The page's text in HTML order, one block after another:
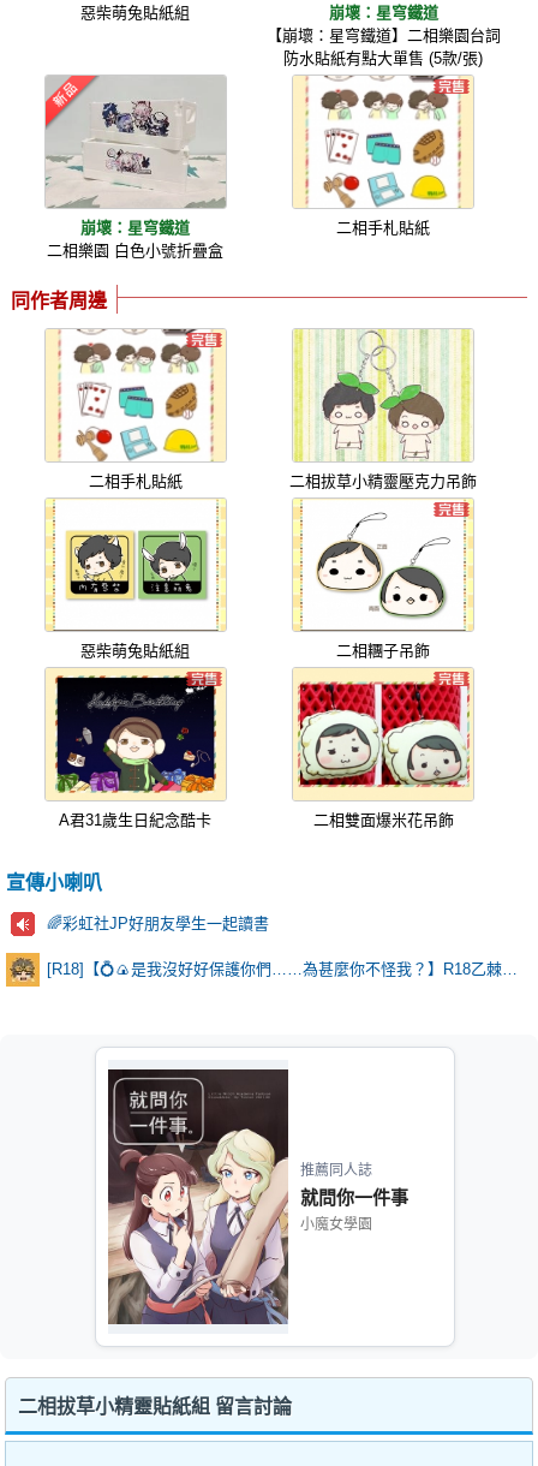
惡柴萌兔貼紙組
崩壞：星穹鐵道
【崩壞：星穹鐵道】二相樂園台詞
防水貼紙有點大單售 (5款/張)
崩壞：星穹鐵道
二相樂園 白色小號折疊盒
二相手札貼紙
同作者周邊
二相手札貼紙 二相拔草小精靈壓克力吊飾
惡柴萌兔貼紙組 二相糰子吊飾
A君31歲生日紀念酷卡 二相雙面爆米花吊飾
宣傳小喇叭
🌈彩虹社JP好朋友學生一起讀書
[R18]【💍🍙是我沒好好保護你們……為甚麼你不怪我？】R18乙棘《Poker Face》* 含本篇劇情
推薦同人誌
就問你一件事
小魔女學園
二相拔草小精靈貼紙組 留言討論